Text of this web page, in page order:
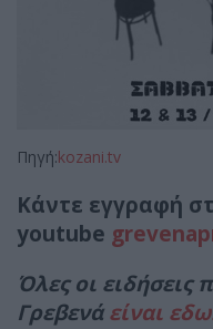
Πηγή:kozani.tv
Κάντε εγγραφή
youtube
Όλες οι
Γρεβενάείναι